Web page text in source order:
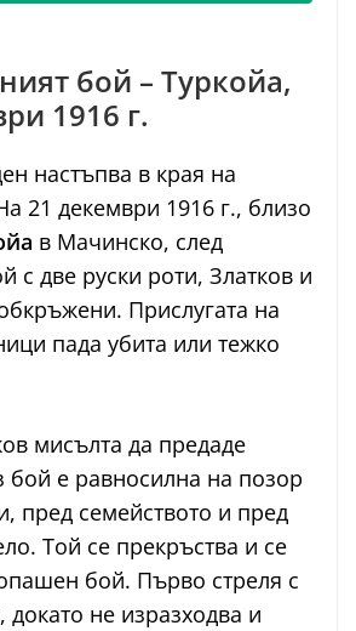
бой – Туркойа,
1916 г.
настъпва в края на
21 декември 1916 г., близо
в Мачинско, след
с две руски роти, Златков и
Прислугата на
пада убита или тежко
мисълта да предаде
бой е равносилна на позор
пред семейството и пред
Той се прекръства и се
бой. Първо стреля с
докато не изразходва и